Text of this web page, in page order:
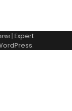
| Expert
.